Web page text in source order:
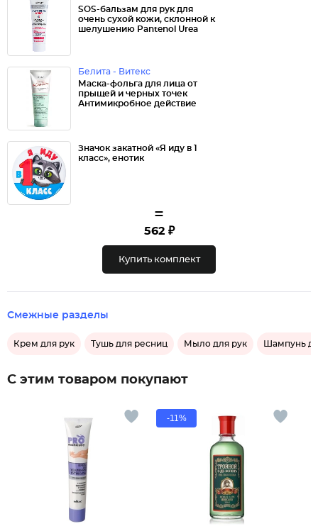
SOS-бальзам для рук для
очень сухой кожи, склонной к
шелушению Pantenol Urea
Белита - Витекс
Маска-фольга для лица от
прыщей и черных точек
Антимикробное действие
Значок закатной «Я иду в 1
класс», енотик
=
562 ₽
Купить комплект
Смежные разделы
Крем для рук Тушь для ресниц Мыло для рук Шампунь
С этим товаром покупают
-11%